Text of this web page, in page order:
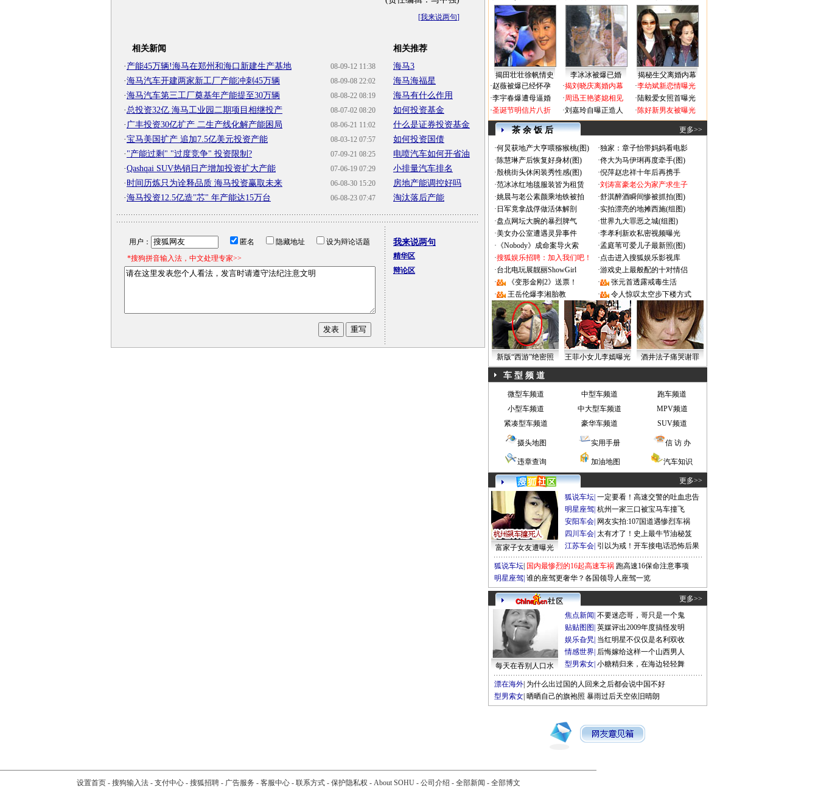
[我来说两句]
相关新闻
08-09-12 11:38
· 产能45万辆!海马在郑州和海口新建生产基地
08-09-08 22:02
·海马汽车开建两家新工厂产能冲刺45万辆
08-08-22 08:19
·海马汽车第三工厂奠基年产能提至30万辆
08-07-02 08:20
·总投资32亿 海马工业园二期项目相继投产
08-06-21 11:02
· 广丰投资30亿扩产 二生产线化解产能困局
08-03-12 07:57
·宝马美国扩产 追加7.5亿美元投资产能
07-09-21 08:25
· "产能过剩" "过度竞争" 投资限制?
07-06-19 07:29
·Qashqai SUV热销日产增加投资扩大产能
06-08-30 15:20
· 时间历炼只为诠释品质 海马投资赢取未来
06-08-23 07:47
·海马投资12.5亿造"芯" 年产能达15万台
相关推荐
海马3
海马海福星
海马有什么作用
如何投资基金
什么是证券投资基金
如何投资国债
电喷汽车如何开省油
小排量汽车排名
房地产能调控好吗
淘汰落后产能
用户： 匿名 隐藏地址
设为辩论话题
*搜狗拼音输入法，中文处理专家>>
我来说两句
精华区
辩论区
揭田壮壮徐帆情史 李冰冰被爆已婚
揭秘生父离婚内幕
·赵薇被爆已经怀孕
·李宇春爆遭母逼婚
·圣诞节明信片八折
·揭刘晓庆离婚内幕
·周迅王艳婆媳相见
·刘嘉玲自曝正造人
·李幼斌新恋情曝光
·陆毅爱女照首曝光
·陈好新男友被曝光
茶 余 饭 后 更多>>
·何炅获地产大亨喂猕猴桃(图) ·独家：章子怡带妈妈看电影
·陈慧琳产后恢复好身材(图) ·佟大为马伊琍再度牵手(图)
·殷桃街头休闲装秀性感(图) ·倪萍赵忠祥十年后再携手
·范冰冰红地毯服装皆为租赁 ·刘涛富豪老公为家产求生子
·姚晨与老公素颜乘地铁被拍 ·舒淇醉酒瞬间惨被抓拍(图)
· 日军竟拿战俘做活体解剖 ·实拍漂亮的地摊西施(组图)
·盘点网坛大腕的暴烈脾气 ·世界九大罪恶之城(组图)
·美女办公室遭遇灵异事件 ·李孝利新欢私密视频曝光
· 《Nobody》成命案导火索 ·孟庭苇可爱儿子最新照(图)
·搜狐娱乐招聘：加入我们吧！ ·点击进入搜狐娱乐影视库
·台北电玩展靓丽ShowGirl ·游戏史上最般配的十对情侣
·
《变形金刚2》送票！ ·
张元首透露戒毒生活
·
王岳伦爆李湘胎教 · 令人惊叹太空步下楼方式
新版“西游”绝密照 王菲小女儿李嫣曝光 酒井法子痛哭谢罪
车 型 频 道
微型车频道 中型车频道
跑车频道
小型车频道
中大型车频道
MPV频道
紧凑型车频道
豪华车频道 SUV频道
摄头地图 实用手册 信 访 办
违章查询 加油地图 汽车知识
更多>>
富家子女友遭曝光
狐说车坛 一定要看！高速交警的吐血忠告
明星座驾 杭州一家三口被宝马车撞飞
安阳车会 网友实拍:107国道遇惨烈车祸
四川车会 太有才了！史上最牛节油秘笈
江苏车会 引以为戒！开车接电话恐怖后果
狐说车坛 国内最惨烈的16起高速车祸 跑高速16保命注意事项
明星座驾 谁的座驾更奢华？各国领导人座驾一览
更多>>
每天在吞别人口水
焦点新闻 不要迷恋哥，哥只是一个鬼
贴贴图图 英媒评出2009年度搞怪发明
娱乐旮旯 当红明星不仅仅是名利双收
情感世界 后悔嫁给这样一个山西男人
型男索女 小糖精归来，在海边轻轻舞
漂在海外 为什么出过国的人回来之后都会说中国不好
型男索女 晒晒自己的旗袍照 暴雨过后天空依旧晴朗
设置首页- 搜狗输入法- 支付中心- 搜狐招聘- 广告服务 - 客服中心- 联系方式- 保护隐私权 - About SOHU- 公司介绍 - 全部新闻 - 全部博文